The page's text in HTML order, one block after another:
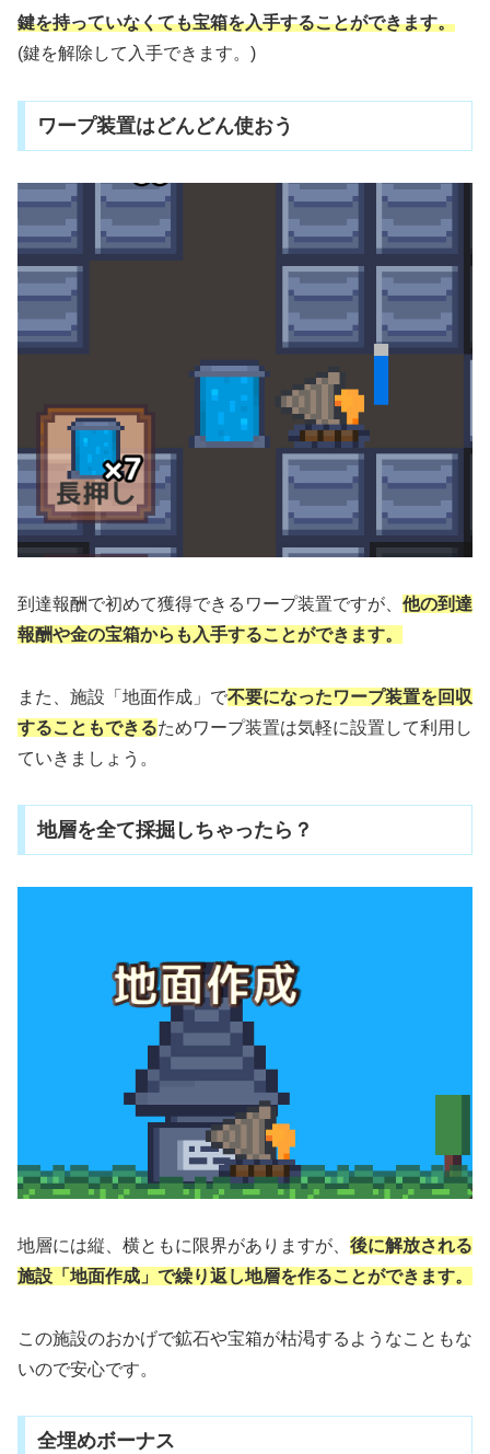
鍵を持っていなくても宝箱を入手することができます。
(鍵を解除して入手できます。)
ワープ装置はどんどん使おう
到達報酬で初めて獲得できるワープ装置ですが、 他の到達
報酬や金の宝箱からも入手することができます。
また、施設「地面作成」で不要になったワープ装置を回収
することもできるためワープ装置は気軽に設置して利用し
ていきましょう。
地層を全て採掘しちゃったら？
地層には縦、横ともに限界がありますが、 後に解放される
施設「地面作成」で繰り返し地層を作ることができます。
この施設のおかげで鉱石や宝箱が枯渇するようなこともな
いので安心です。
全埋めボーナス